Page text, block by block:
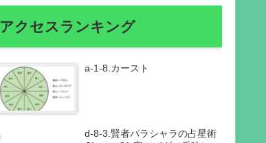
アクセスランキング
a-1-8.カースト
d-8-3.賢者パラシャラの占星術